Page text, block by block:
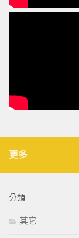
更多
分類
其它